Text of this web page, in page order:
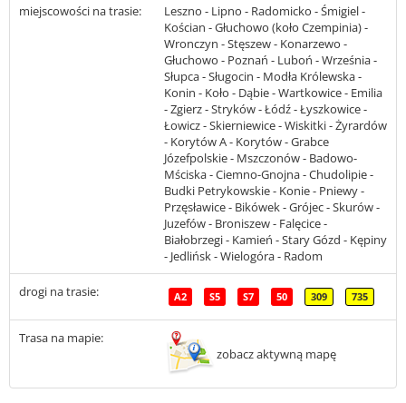
miejscowości na trasie:
Leszno - Lipno - Radomicko - Śmigiel -
Kościan - Głuchowo (koło Czempinia) -
Wronczyn - Stęszew - Konarzewo -
Głuchowo - Poznań - Luboń - Września -
Słupca - Sługocin - Modła Królewska -
Konin - Koło - Dąbie - Wartkowice - Emilia
- Zgierz - Stryków - Łódź - Łyszkowice -
Łowicz - Skierniewice - Wiskitki - Żyrardów
- Korytów A - Korytów - Grabce
Józefpolskie - Mszczonów - Badowo-
Mściska - Ciemno-Gnojna - Chudolipie -
Budki Petrykowskie - Konie - Pniewy -
Przęsławice - Bikówek - Grójec - Skurów -
Juzefów - Broniszew - Falęcice -
Białobrzegi - Kamień - Stary Gózd - Kępiny
- Jedlińsk - Wielogóra - Radom
drogi na trasie: A2 S5 S7 50 309 735
Trasa na mapie:
zobacz aktywną mapę